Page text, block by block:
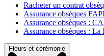
Racheter un contrat
Assurance obsèques
Assurance obsèques :
Assurance obsèques : La
Fleurs et cérémonie